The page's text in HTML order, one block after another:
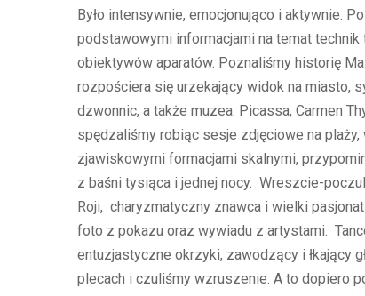
Było intensywnie, emocjonująco i aktywnie.
podstawowymi informacjami na temat
obiektywów aparatów. Poznaliśmy historię
rozpościera się urzekający widok na miasto,
dzwonnic, a także muzea: Picassa, Carmen
spędzaliśmy robiąc sesje zdjęciowe na
zjawiskowymi formacjami skalnymi,
z baśni tysiąca i jednej nocy. Wreszcie-
Roji, charyzmatyczny znawca i wielki
foto z pokazu oraz wywiadu z artystami.
entuzjastyczne okrzyki, zawodzący i łkający
plecach i czuliśmy wzruszenie. A to dopiero